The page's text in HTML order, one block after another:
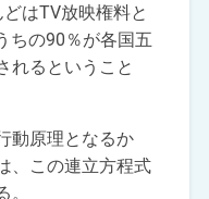
はTV放映権料と
ちの90％が各国五
れるということ
動原理となるか
、この連立方程式